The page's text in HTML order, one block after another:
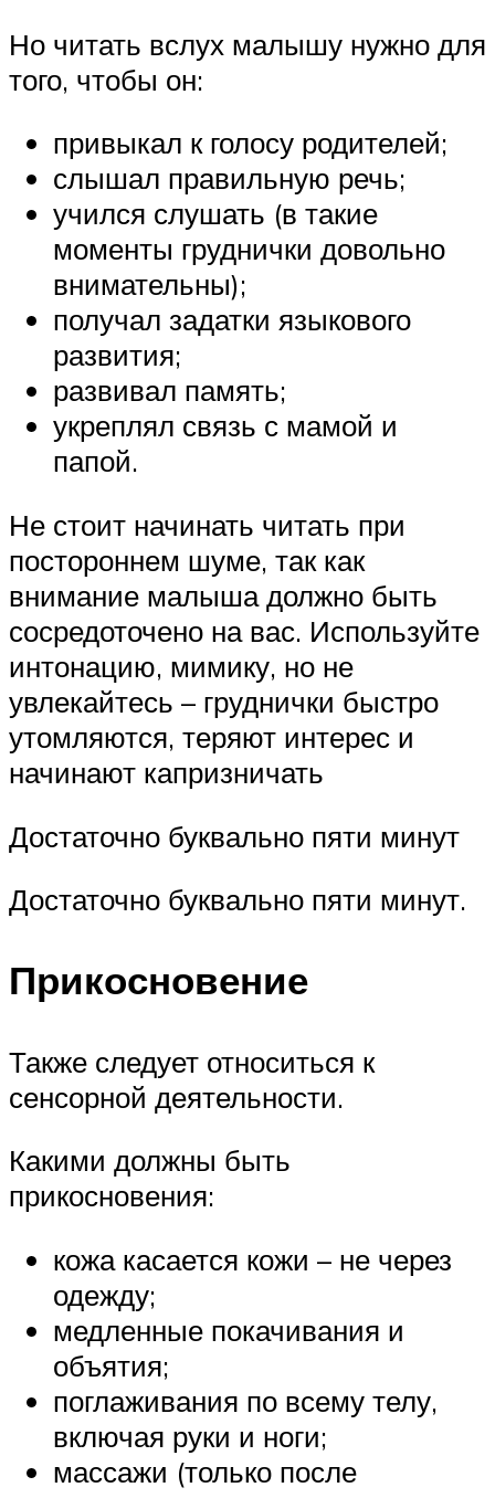
Но читать вслух малышу нужно для
того, чтобы он:
привыкал к голосу родителей;
слышал правильную речь;
учился слушать (в такие
моменты груднички довольно
внимательны);
получал задатки языкового
развития;
развивал память;
укреплял связь с мамой и
папой.
Не стоит начинать читать при
постороннем шуме, так как
внимание малыша должно быть
сосредоточено на вас. Используйте
интонацию, мимику, но не
увлекайтесь – груднички быстро
утомляются, теряют интерес и
начинают капризничать
Достаточно буквально пяти минут
Достаточно буквально пяти минут.
Прикосновение
Также следует относиться к
сенсорной деятельности.
Какими должны быть
прикосновения:
кожа касается кожи – не через
одежду;
медленные покачивания и
объятия;
поглаживания по всему телу,
включая руки и ноги;
массажи (только после